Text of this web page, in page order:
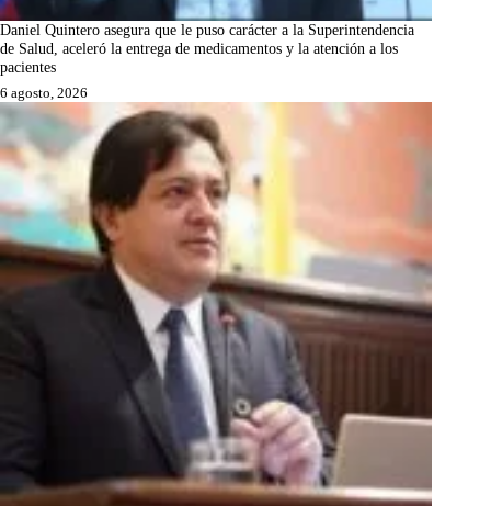
Daniel Quintero asegura que le puso carácter a la Superintendencia
de Salud, aceleró la entrega de medicamentos y la atención a los
pacientes
6 agosto, 2026